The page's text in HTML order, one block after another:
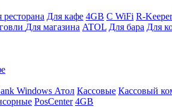
ресторана Для кафе 4GB С WiFi R-Keeper
Для магазина ATOL Для бара Для
Windows Атол Кассовые Кассовый
PosCenter 4GB